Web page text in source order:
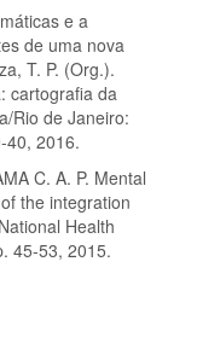
e a
de uma nova
T. P. (Org.).
cartografia da
Rio de Janeiro:
40, 2016.
C. A. P. Mental
the integration
Health
45-53, 2015.